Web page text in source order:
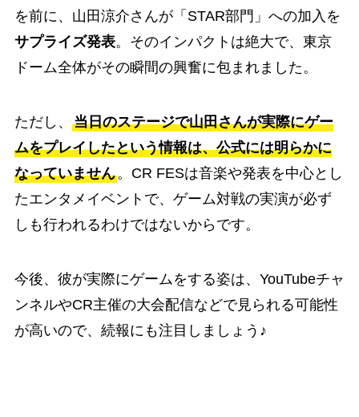
を前に、山田涼介さんが「STAR部門」への加入を
サプライズ発表。そのインパクトは絶大で、東京
ドーム全体がその瞬間の興奮に包まれました。
ただし、 当日のステージで山田さんが実際にゲー
ムをプレイしたという情報は、公式には明らかに
なっていません。CR FESは音楽や発表を中心とし
たエンタメイベントで、ゲーム対戦の実演が必ず
しも行われるわけではないからです。
今後、彼が実際にゲームをする姿は、YouTubeチャ
ンネルやCR主催の大会配信などで見られる可能性
が高いので、続報にも注目しましょう♪